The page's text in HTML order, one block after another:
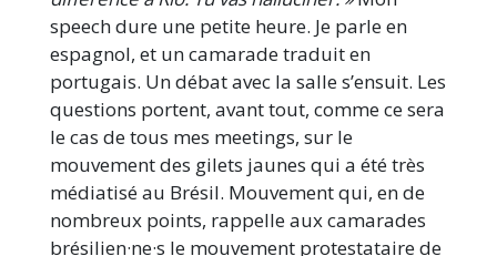
speech dure une petite heure. Je parle en
espagnol, et un camarade traduit en
portugais. Un débat avec la salle s’ensuit. Les
questions portent, avant tout, comme ce sera
le cas de tous mes meetings, sur le
mouvement des gilets jaunes qui a été très
médiatisé au Brésil. Mouvement qui, en de
nombreux points, rappelle aux camarades
brésilien·ne·s le mouvement protestataire de